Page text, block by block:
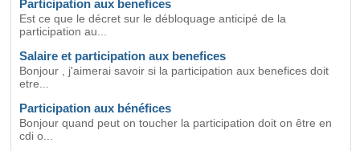
Participation aux benefices
Est ce que le décret sur le débloquage anticipé de la
participation au...
Salaire et participation aux benefices
Bonjour , j'aimerai savoir si la participation aux benefices doit
etre...
Participation aux bénéfices
Bonjour quand peut on toucher la participation doit on être en
cdi o...